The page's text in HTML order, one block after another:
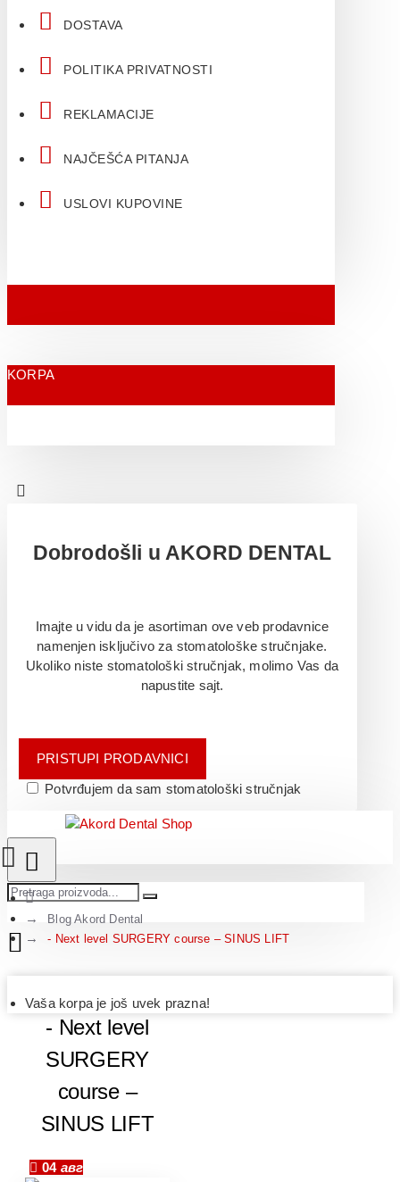
DOSTAVA
POLITIKA PRIVATNOSTI
REKLAMACIJE
NAJČEŠĆA PITANJA
USLOVI KUPOVINE
KORPA
Dobrodošli u AKORD DENTAL
Imajte u vidu da je asortiman ove veb prodavnice
namenjen isključivo za stomatološke stručnjake.
Ukoliko niste stomatološki stručnjak, molimo Vas da
napustite sajt.
PRISTUPI PRODAVNICI
Potvrđujem da sam stomatološki stručnjak
Vaša korpa je još uvek prazna!
Blog Akord Dental
- Next level SURGERY course – SINUS LIFT
- Next level
SURGERY
course –
SINUS LIFT
04 авг